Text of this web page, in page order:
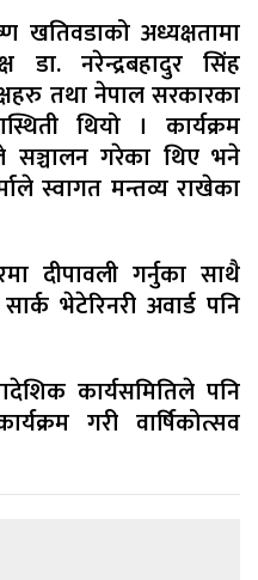
खतिवडाको अध्यक्षतामा
डा. नरेन्द्रबहादुर सिंह
तथा नेपाल सरकारका
थियो । कार्यक्रम
सञ्चालन गरेका थिए भने
स्वागत मन्तव्य राखेका
दीपावली गर्नुका साथै
भेटेरिनरी अवार्ड पनि
कार्यसमितिले पनि
गरी वार्षिकोत्सव